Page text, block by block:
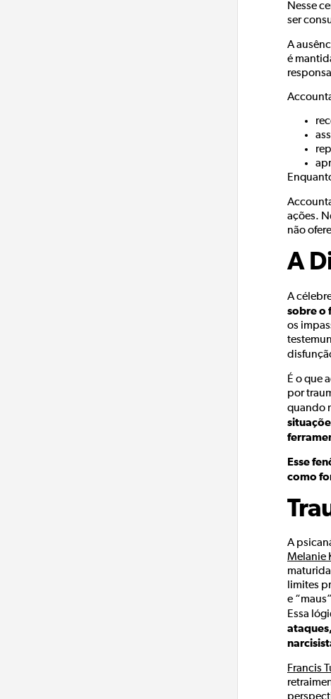
Nesse
ser
A
é
ações.
não
A
A
sobre o
os
É o que
por
quando
Esse
como
A
Melanie
limites
e
Essa
Francis